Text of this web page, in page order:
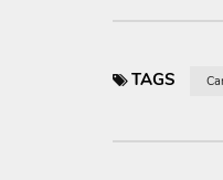
TAGS